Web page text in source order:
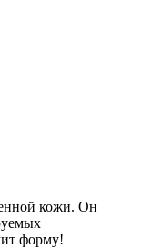
кожи. Он
форму!